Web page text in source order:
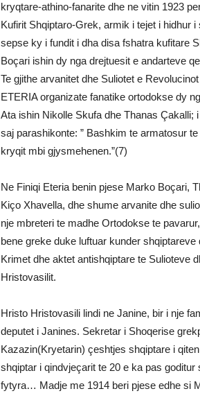
kryqtare-athino-fanarite dhe ne vitin 1923
Kufirit Shqiptaro-Grek, armik i tejet i hidhur
sepse ky i fundit i dha disa fshatra kufitare
Boçari ishin dy nga drejtuesit e andarteve
Te gjithe arvanitet dhe Suliotet e
ETERIA organizate fanatike ortodokse dy
Ata ishin Nikolle Skufa dhe Thanas Çakalli;
saj parashikonte: ” Bashkim te armatosur
kryqit mbi gjysmehenen.”(7)
Ne Finiqi Eteria benin pjese Marko Boçari,
Kiço Xhavella, dhe shume arvanite dhe
nje mbreteri te madhe Ortodokse te
bene greke duke luftuar kunder
Krimet dhe aktet antishqiptare te Sulioteve
Hristovasilit.
Hristo Hristovasili lindi ne Janine, bir i nje
deputet i Janines. Sekretar i Shoqerise
Kazazin(Kryetarin) çeshtjes shqiptare i
shqiptar i qindvjeçarit te 20 e ka pas
fytyra… Madje me 1914 beri pjese edhe si